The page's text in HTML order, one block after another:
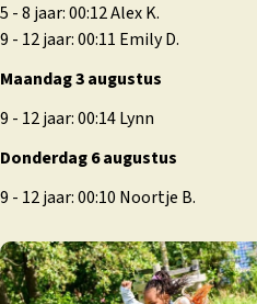
5 - 8 jaar: 00:12 Alex K.
9 - 12 jaar: 00:11 Emily D.
Maandag 3 augustus
9 - 12 jaar: 00:14 Lynn
Donderdag 6 augustus
9 - 12 jaar: 00:10 Noortje B.